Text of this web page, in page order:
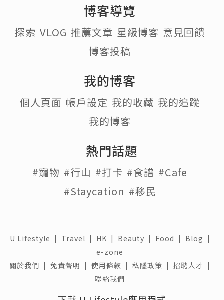
博客導覽
探索 VLOG 推薦文章 星級博客 意見回饋
博客投稿
我的博客
個人頁面 帳戶設定 我的收藏 我的追蹤
我的博客
熱門話題
#寵物 #行山 #打卡 #食譜 #Cafe
#Staycation #移民
U Lifestyle | Travel | HK | Beauty | Food | Blog |
e-zone
關於我們 | 免責聲明 | 使用條款 | 私隱政策 | 招聘人才 |
聯絡我們